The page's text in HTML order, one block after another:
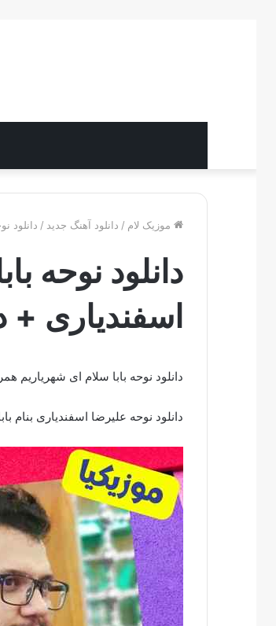
موزیک لام / دانلود آهنگ جدید / دانلود
دانلود نوحه
اسفندیاری +
دانلود نوحه بابا سلام ای شهریاریم
دانلود نوحه علیرضا اسفندیاری بنام